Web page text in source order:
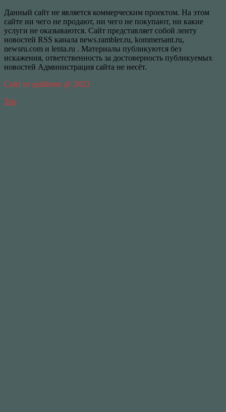
Данный сайт не является коммерческим проектом. На этом
сайте ни чего не продают, ни чего не покупают, ни какие
услуги не оказываются. Сайт представляет собой ленту
новостей RSS канала news.rambler.ru, kommersant.ru,
newsru.com и lenta.ru . Материалы публикуются без
искажения, ответственность за достоверность публикуемых
новостей Администрация сайта не несёт.
Сайт от psikhoter @ 2023
Top